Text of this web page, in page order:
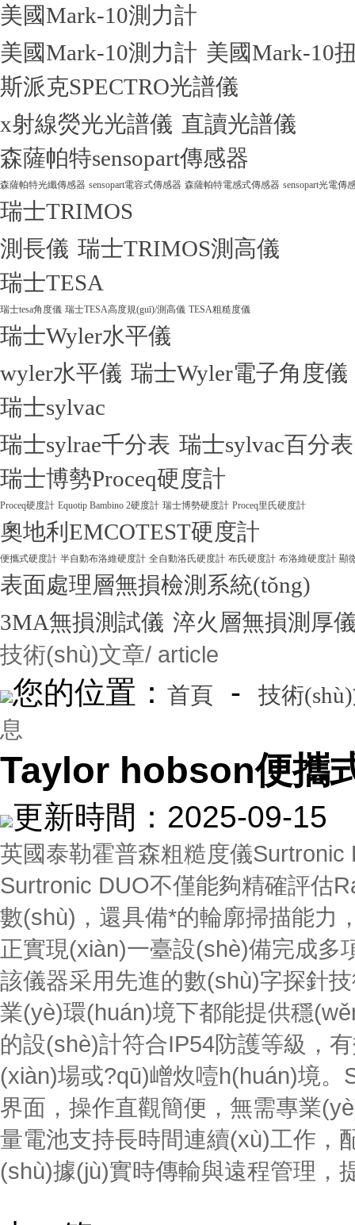
美國Mark-10測力計
美國Mark-10測力計 美國Mark-10
斯派克SPECTRO光譜儀
x射線熒光光譜儀 直讀光譜儀
森薩帕特sensopart傳感器
森薩帕特光纖傳感器 sensopart電容式傳感器 森薩帕特電感式傳感器 sensopart光電傳
瑞士TRIMOS
測長儀 瑞士TRIMOS測高儀
瑞士TESA
瑞士tesa角度儀 瑞士TESA高度規(guī)/測高儀 TESA粗糙度儀
瑞士Wyler水平儀
wyler水平儀 瑞士Wyler電子角度儀
瑞士sylvac
瑞士sylrae千分表 瑞士sylvac百分表
瑞士博勢Proceq硬度計
Proceq硬度計 Equotip Bambino 2硬度計 瑞士博勢硬度計 Proceq里氏硬度計
奧地利EMCOTEST硬度計
便攜式硬度計 半自動布洛維硬度計 全自動洛氏硬度計 布氏硬度計 布洛維硬度計 顯
表面處理層無損檢測系統(tǒng)
3MA無損測試儀 淬火層無損測厚
技術(shù)文章/ article
您的位置： 首頁 - 技術
息
Taylor hobson便攜
更新時間：2025-09-
英國泰勒霍普森粗糙度儀Surtronic
Surtronic DUO不僅能夠精確評
數(shù)，還具備*的輪廓掃描能
正實現(xiàn)一臺設(shè)備完成多
該儀器采用先進的數(shù)字探針技
業(yè)環(huán)境下都能提供穩
的設(shè)計符合IP54防護等級
(xiàn)場或?qū)嶒炇噎h(huán)境
界面，操作直觀簡便，無需專業
量電池支持長時間連續(xù)工作，
(shù)據(jù)實時傳輸與遠程管理